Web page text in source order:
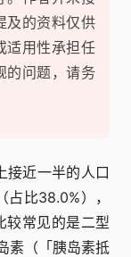
及的资料仅供
适用性承担任
的问题，请务
接近一半的人口
比38.0%），
较常见的是二型
素（「胰岛素抵